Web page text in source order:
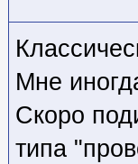
Мне
Скоро
типа